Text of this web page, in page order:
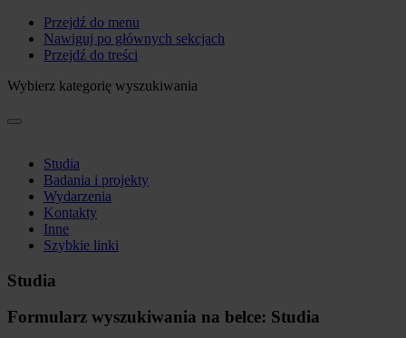
Przejdź do menu
Nawiguj po głównych sekcjach
Przejdź do treści
Wybierz kategorię wyszukiwania
Studia
Badania i projekty
Wydarzenia
Kontakty
Inne
Szybkie linki
Studia
Formularz wyszukiwania na belce: Studia